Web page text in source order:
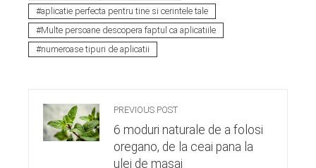
aplicatie perfecta pentru tine si cerintele tale
Multe persoane descopera faptul ca aplicatiile
numeroase tipuri de aplicatii
PREVIOUS POST
6 moduri naturale de a folosi
oregano, de la ceai pana la
ulei de masaj